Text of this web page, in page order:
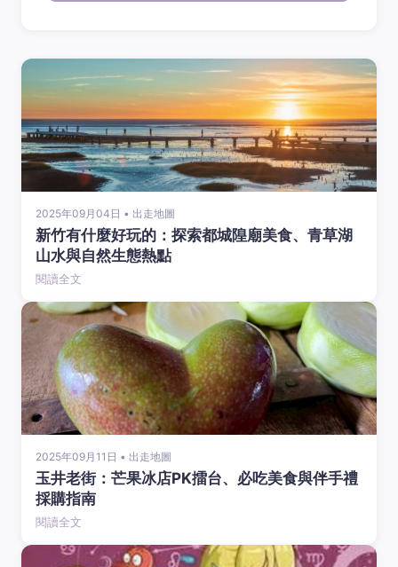
2025年09月04日 • 出走地圖
新竹有什麼好玩的：探索都城隍廟美食、青草湖
山水與自然生態熱點
閱讀全文
2025年09月11日 • 出走地圖
玉井老街：芒果冰店PK擂台、必吃美食與伴手禮
採購指南
閱讀全文